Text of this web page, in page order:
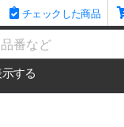
チェックした商品
する